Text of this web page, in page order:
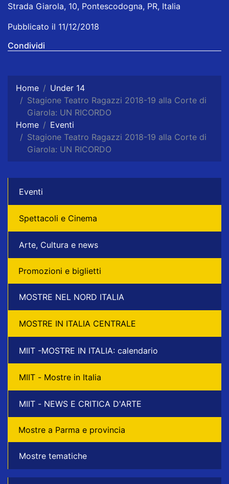
Strada Giarola, 10, Pontescodogna, PR, Italia
Pubblicato il 11/12/2018
Condividi
Home
Under 14
Stagione Teatro Ragazzi 2018-19 alla Corte di
Giarola: UN RICORDO
Home
Eventi
Stagione Teatro Ragazzi 2018-19 alla Corte di
Giarola: UN RICORDO
Eventi
Spettacoli e Cinema
Arte, Cultura e news
Promozioni e biglietti
MOSTRE NEL NORD ITALIA
MOSTRE IN ITALIA CENTRALE
MIIT -MOSTRE IN ITALIA: calendario
MIIT - Mostre in Italia
MIIT - NEWS E CRITICA D'ARTE
Mostre a Parma e provincia
Mostre tematiche